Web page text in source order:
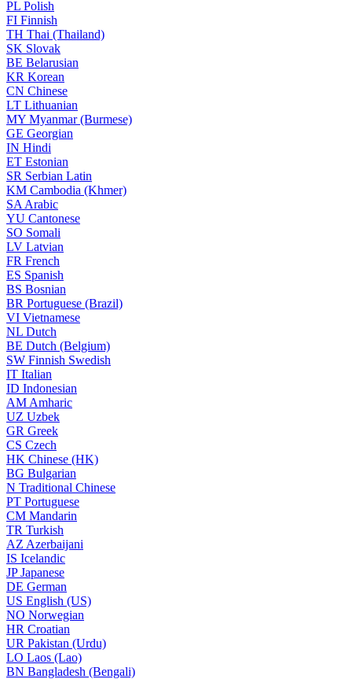
PL Polish
FI Finnish
TH Thai (Thailand)
SK Slovak
BE Belarusian
KR Korean
CN Chinese
LT Lithuanian
MY Myanmar (Burmese)
GE Georgian
IN Hindi
ET Estonian
SR Serbian Latin
KM Cambodia (Khmer)
SA Arabic
YU Cantonese
SO Somali
LV Latvian
FR French
ES Spanish
BS Bosnian
BR Portuguese (Brazil)
VI Vietnamese
NL Dutch
BE Dutch (Belgium)
SW Finnish Swedish
IT Italian
ID Indonesian
AM Amharic
UZ Uzbek
GR Greek
CS Czech
HK Chinese (HK)
BG Bulgarian
N Traditional Chinese
PT Portuguese
CM Mandarin
TR Turkish
AZ Azerbaijani
IS Icelandic
JPJapanese
DE German
US English (US)
NO Norwegian
HR Croatian
UR Pakistan (Urdu)
LO Laos (Lao)
BN Bangladesh (Bengali)